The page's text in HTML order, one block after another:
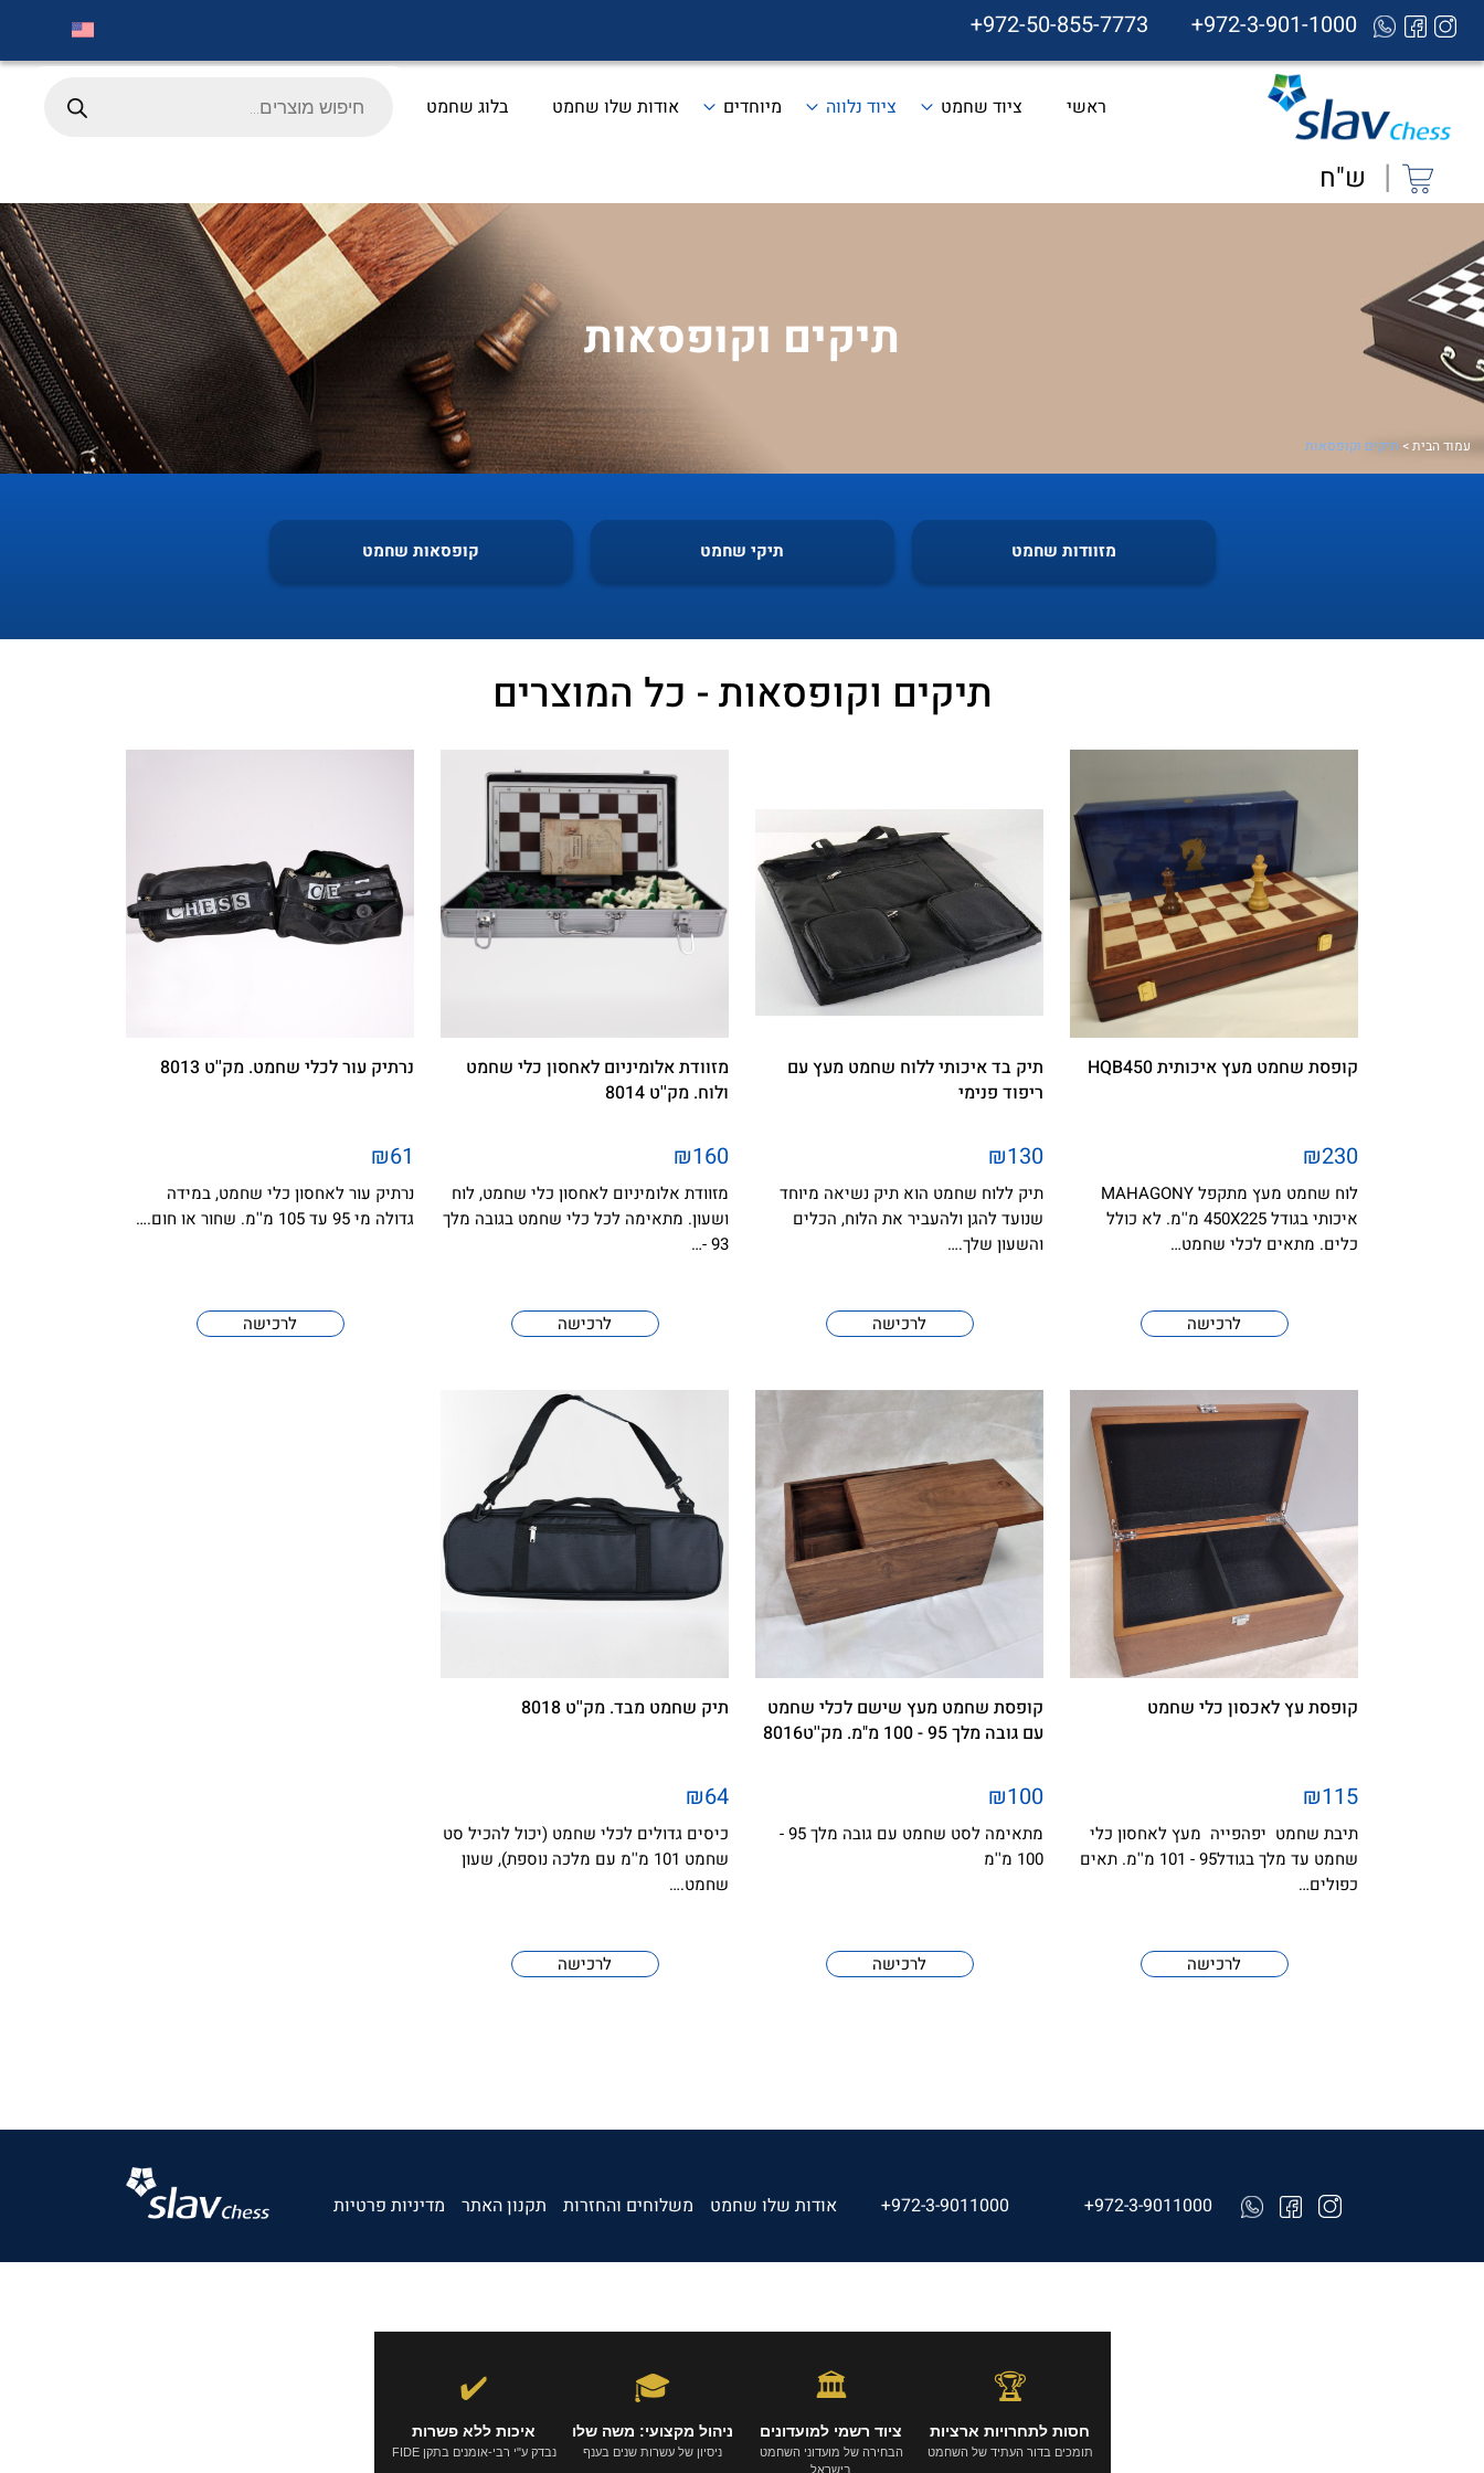
+972-3-901-1000
+972-50-855-7773
ראשי ציוד שחמט ציוד נלווה מיוחדים אודות שלו שחמט בלוג שחמט search
| ש"ח
תיקים וקופסאות
עמוד הבית> תיקים וקופסאות
מזוודות שחמט תיקי שחמט קופסאות שחמט
תיקים וקופסאות - כל המוצרים
קופסת שחמט מעץ איכותית HQB450
₪230
לוח שחמט מעץ מתקפל MAHAGONY
איכותי בגודל 450X225 מ''מ. לא כולל
כלים. מתאים לכלי שחמט…
לרכישה
תיק בד איכותי ללוח שחמט מעץ עם
ריפוד פנימי
₪130
תיק ללוח שחמט הוא תיק נשיאה מיוחד
שנועד להגן ולהעביר את הלוח, הכלים
והשעון שלך.…
לרכישה
מזוודת אלומיניום לאחסון כלי שחמט
ולוח. מק''ט 8014
₪160
מזוודת אלומיניום לאחסון כלי שחמט, לוח
ושעון. מתאימה לכל כלי שחמט בגובה מלך
93 -…
לרכישה
נרתיק עור לכלי שחמט. מק''ט 8013
₪61
נרתיק עור לאחסון כלי שחמט, במידה
גדולה מי 95 עד 105 מ''מ. שחור או חום.…
לרכישה
קופסת עץ לאכסון כלי שחמט
₪115
תיבת שחמט יפהפייה מעץ לאחסון כלי
שחמט עד מלך בגודל95 - 101 מ''מ. תאים
כפולים…
לרכישה
קופסת שחמט מעץ שישם לכלי שחמט
עם גובה מלך 95 - 100 מ"מ. מק''ט8016
₪100
מתאימה לסט שחמט עם גובה מלך 95 -
100 מ''מ
לרכישה
תיק שחמט מבד. מק''ט 8018
₪64
כיסים גדולים לכלי שחמט (יכול להכיל סט
שחמט 101 מ''מ עם מלכה נוספת), שעון
שחמט.…
לרכישה
+972-3-9011000
+972-3-9011000 אודות שלו שחמט משלוחים והחזרות תקנון האתר מדיניות פרטיות
🏆
חסות לתחרויות ארציות
תומכים בדור העתיד של השחמט
🏛️
ציוד רשמי למועדונים
הבחירה של מועדוני השחמט
בישראל
🎓
ניהול מקצועי: משה שלו
ניסיון של עשרות שנים בענף
✔️
איכות ללא פשרות
נבדק ע"י רבי-אומנים בתקן FIDE